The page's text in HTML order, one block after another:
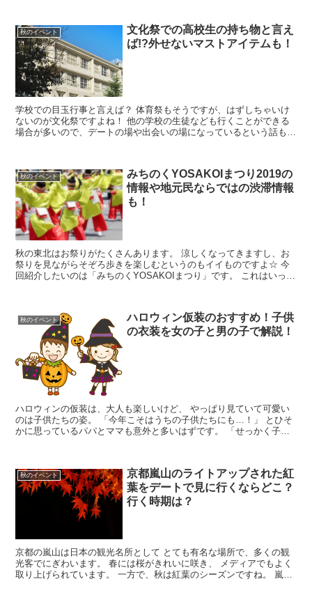
秋のイベント
文化祭での高校生の持ち物と言え
ば!?外せないマストアイテムも！
学校での目玉行事と言えば？ 体育祭もそうですが、はずしちゃいけ
ないのが文化祭ですよね！ 他の学校の生徒なども行くことができる
場合が多いので、デートの場や出会いの場になっているという話も聞
秋のイベント
みちのくYOSAKOIまつり2019の
情報や地元民ならではの渋滞情報
も！
秋の東北はお祭りがたくさんあります。 涼しくなってきますし、お
祭りを見ながらそぞろ歩きを楽しむというのもイイものですよ☆ 今
回紹介したいのは「みちのくYOSAKOIまつり」です。 これはいった
秋のイベント
ハロウィン仮装のおすすめ！子供
の衣装を女の子と男の子で解説！
ハロウィンの仮装は、大人も楽しいけど、 やっぱり見ていて可愛い
のは子供たちの姿。 「今年こそはうちの子供たちにも…！」 とひそ
かに思っているパパとママも意外と多いはずです。 「せっかく子供
秋のイベント
京都嵐山のライトアップされた紅
葉をデートで見に行くならどこ？
行く時期は？
京都の嵐山は日本の観光名所として とても有名な場所で、多くの観
光客でにぎわいます。 春には桜がきれいに咲き、 メディアでもよく
取り上げられています。 一方で、秋は紅葉のシーズンですね。 嵐山